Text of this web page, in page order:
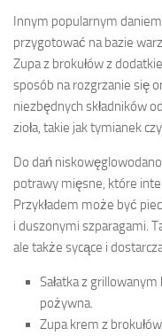
Innym popularnym
przygotować na bazie
Zupa z brokułów z
sposób na rozgrzanie się
niezbędnych składników
zioła, takie jak tymianek
Do dań
potrawy mięsne, które
Przykładem może być
i duszonymi szparagami.
ale także sycące i
Sałatka z
pożywna.
Zupa krem z